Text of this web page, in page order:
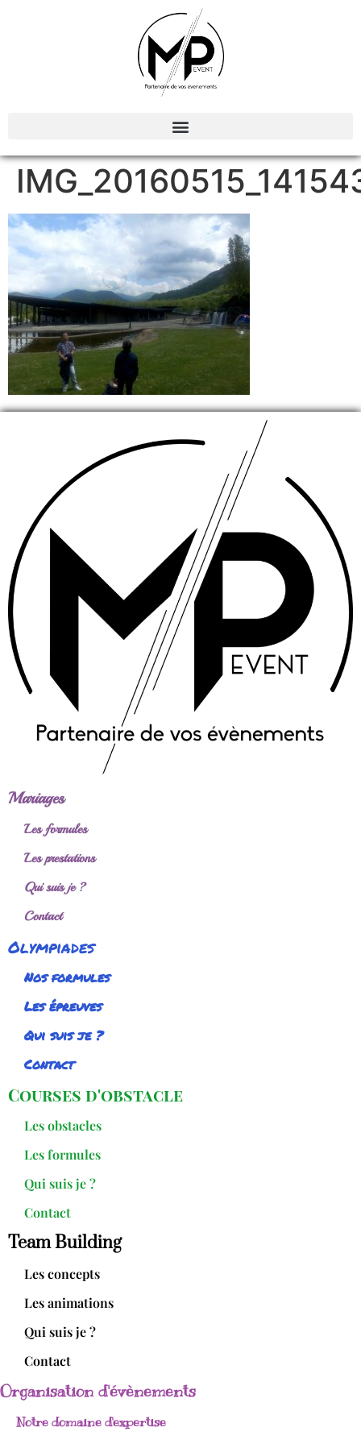
Mariages
Les formules
Les prestations
Qui suis je ?
Contact
Olympiades
Nos formules
Les épreuves
Qui suis je ?
Contact
Courses d'obstacle
Les obstacles
Les formules
Qui suis je ?
Contact
Team Building
Les concepts
Les animations
Qui suis je ?
Contact
Organisation d'évènements
Notre domaine d'expertise